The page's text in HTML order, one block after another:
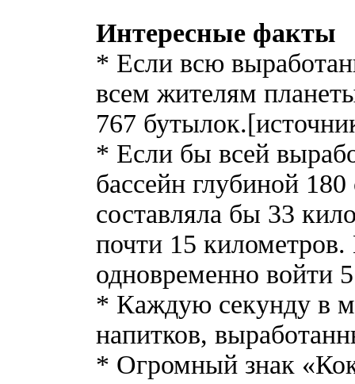
Интересные факты
* Если всю
всем жителям
767
* Если бы всей
бассейн глубиной
составляла бы 33
почти 15
одновременно войти
* Каждую секунду в
напитков,
* Огромный знак